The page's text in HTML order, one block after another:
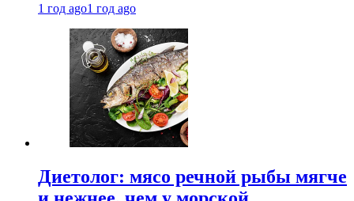
1 год ago1 год ago
Диетолог: мясо речной рыбы мягче